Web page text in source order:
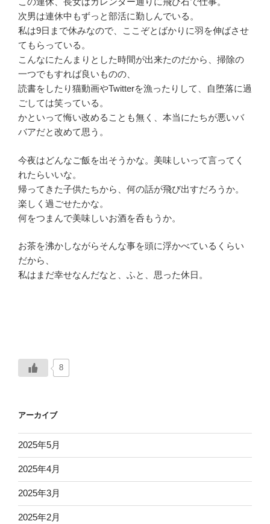
次男は連休中もずっと部活に勤しんでいる。
私は9日まで休みなので、ここぞとばかりに羽を伸ばさせ
てもらっている。
こんなにたんまりとした時間が出来たのだから、掃除の
一つでもすれば良いものの、
読書をしたり猫動画やTwitterを漁ったりして、自堕落に過
ごしては笑っている。
かといって悔い改めることも無く、本当にたちが悪いバ
バアだと改めて思う。
今夜はどんなご飯を出そうかな。美味しいって言ってく
れたらいいな。
帰ってきた子供たちから、何の話が飛び出すだろうか。
楽しく過ごせたかな。
何をつまんで美味しいお酒を呑もうか。
お茶を沸かしながらそんな事を頭に浮かべているくらい
だから、
私はまだ幸せなんだなと、ふと、思った休日。
8
アーカイブ
2025年5月
2025年4月
2025年3月
2025年2月